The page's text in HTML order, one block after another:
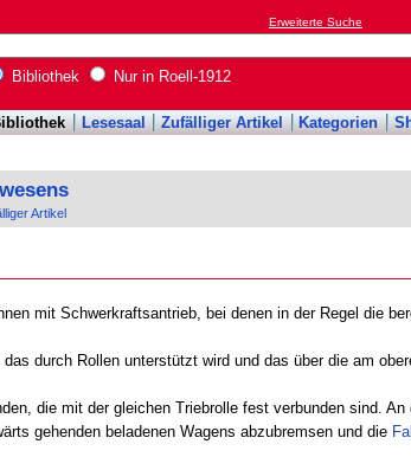
Erweiterte Suche
Bibliothek Nur in Roell-1912
Lesesaal Zufälliger Artikel Kategorien
Artikel
mit Schwerkraftsantrieb, bei denen in der Regel die
durch Rollen unterstützt wird und das über die am
die mit der gleichen Triebrolle fest verbunden sind.
gehenden beladenen Wagens abzubremsen und die